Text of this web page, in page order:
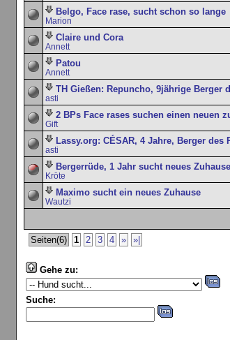
Belgo, Face rase, sucht schon so lange
Marion
Claire und Cora
Annett
Patou
Annett
TH Gießen: Repuncho, 9jährige Berger
asti
2 BPs Face rases suchen einen neuen
Gift
Lassy.org: CÉSAR, 4 Jahre, Berger des
asti
Bergerrüde, 1 Jahr sucht neues Zuhause
Kröte
Maximo sucht ein neues Zuhause
Wautzi
Seiten(6)
1 2 3 4 » »|
Gehe zu:
Suche: